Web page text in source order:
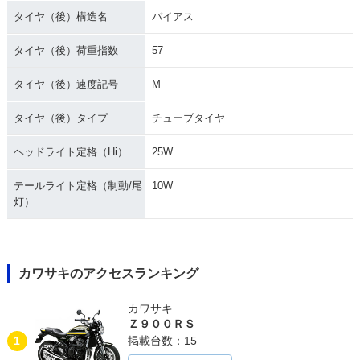
タイヤ（後）構造名 バイアス
タイヤ（後）荷重指数 57
タイヤ（後）速度記号 M
タイヤ（後）タイプ チューブタイヤ
ヘッドライト定格（Hi） 25W
テールライト定格（制動/尾
灯）
10W
カワサキのアクセスランキング
1
カワサキ
Ｚ９００ＲＳ
掲載台数：15